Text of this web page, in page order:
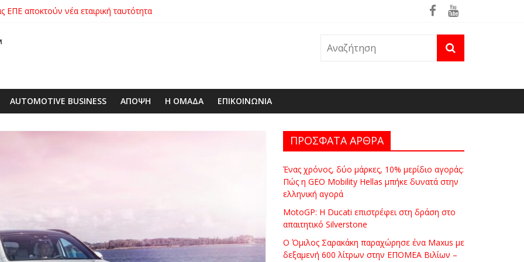
ΕΠΕ αποκτούν νέα εταιρική ταυτότητα
απαιτητικό Silverstone
με δεξαμενή 600 λίτρων στην ΕΠΟΜΕΑ Βιλίων – το όχημα βρέθηκε ήδη στη φωτιά του Πόρτο Γερμενό
SUV στην ιστορία της μάρκας
AUTOMOTIVE BUSINESS ΑΠΟΨΗ Η ΟΜΑΔΑ ΕΠΙΚΟΙΝΩΝΙΑ
ΠΡΟΣΦΑΤΑ ΑΡΘΡΑ
Ένας χρόνος, δύο μάρκες, 10% μερίδιο αγοράς:
Πώς η GEO Mobility Hellas μπήκε δυνατά στην
ελληνική αγορά
MotoGP: Η Ducati επιστρέφει στη δράση στο
απαιτητικό Silverstone
Ο Όμιλος Σαρακάκη παραχώρησε ένα Maxus με
δεξαμενή 600 λίτρων στην ΕΠΟΜΕΑ Βιλίων –